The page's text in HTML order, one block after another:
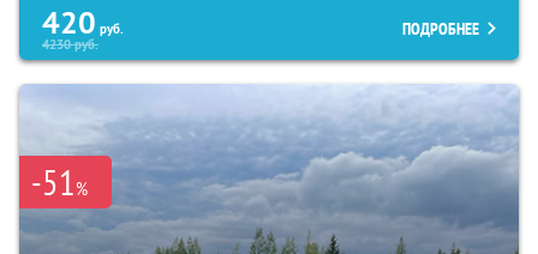
420 руб.
4230руб.
ПОДРОБНЕЕ
-51%